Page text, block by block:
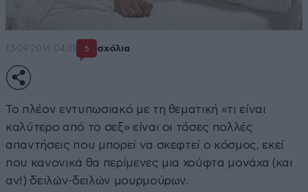
13·09·2014 04:31 5 σχόλια
Το πλέον εντυπωσιακό με τη θεματική «τι είναι
καλύτερο από το σεξ» είναι οι τόσες πολλές
απαντήσεις που μπορεί να σκεφτεί ο κόσμος, εκεί
που κανονικά θα περίμενες μια χούφτα μονάχα (και
αν!) δειλών-δειλών μουρμούρων.